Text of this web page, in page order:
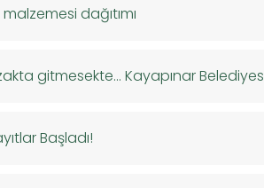
dağıtımı
gitmesekte… Kayapınar
Başladı!